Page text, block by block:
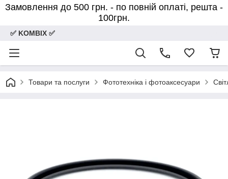
Замовлення до 500 грн. - по повній оплаті, решта -
100грн.
✅ KOMBIX ✅
Товари та послуги Фототехніка і фотоаксесуари